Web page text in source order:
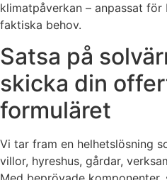
klimatpåverkan – anpassat
faktiska behov.
Satsa på
skicka din
formuläret
Vi tar fram en helhetslösning
villor, hyreshus, gårdar,